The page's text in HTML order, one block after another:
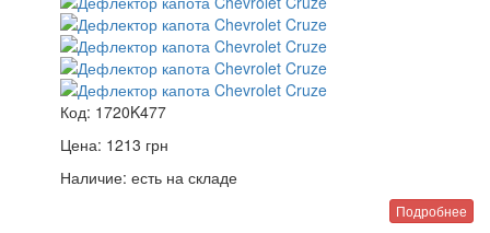
Код: 1720K477
Цена: 1213 грн
Наличие: есть на складе
Подробнее